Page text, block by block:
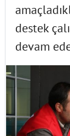
destek
devam